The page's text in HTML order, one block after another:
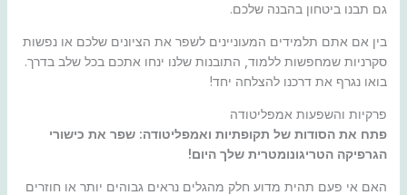
גם תבנו ביטחון בהבנה שלכם.
בין אם אתם תלמידים המעוניינים לשפר את הציונים שלכם או נפשות
סקרניות שמחפשות ללמוד, התובנות שלנו ינחו אתכם בכל שלב בדרך.
בואו נגרף את דרכנו להצלחה יחד!
פרקיות והשפעות אמפליטודה
פתח את הסודות של תקופתיות ואמפליטודה: שפר את כישורי
הגרפיקה הטריגונומטרית שלך היום!
האם אי פעם תהית מדוע חלק מהגלים נראים גבוהים יותר או חוזרים